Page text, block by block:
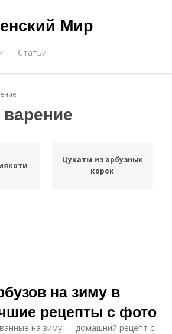
Мир
Статьи
Цукаты из арбузных
корок
на зиму в
рецепты с фото
на зиму — домашний рецепт с